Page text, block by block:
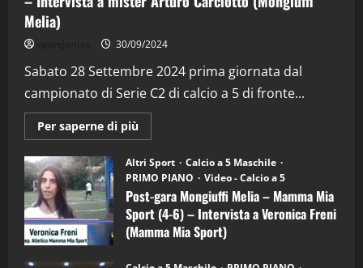
Melia)
30/09/2024
Sabato 28 Settembre 2024 prima giornata dal
campionato di Serie C2 di calcio a 5 di fronte...
Per saperne di più
informazioni
Post-
gara
Mongiuffi
Melia
–
Mamma
Mia
Sport
6)
Altri Sport
Calcio a 5 Maschile
PRIMO PIANO
Video - Calcio a 5
Post-gara Mongiuffi Melia – Mamma Mia
Sport (4-6) – Intervista a Veronica Freni
(Mamma Mia Sport)
3
“SportEmpire” in Podcast: 28^ Puntata
(Martedi 21 Aprile 2026)
21/04/2026
4
"SportEmpire" in Podcast
“SportEmpire” in Podcast: 27^ Puntata
(Martedi 14 Aprile 2026)
15/04/2026